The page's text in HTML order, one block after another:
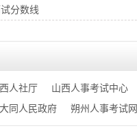
分数线
人社厅 山西人事考试中心
大同人民政府 朔州人事考试网